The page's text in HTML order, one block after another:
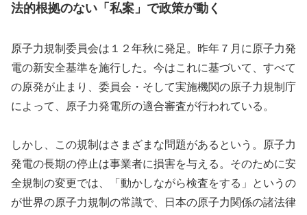
法的根拠のない「私案」で政策が動く
原子力規制委員会は１２年秋に発足。昨年７月に原子力発
電の新安全基準を施行した。今はこれに基づいて、すべて
の原発が止まり、委員会・そして実施機関の原子力規制庁
によって、原子力発電所の適合審査が行われている。
しかし、この規制はさまざまな問題があるという。原子力
発電の長期の停止は事業者に損害を与える。そのために安
全規制の変更では、「動かしながら検査をする」というの
が世界の原子力規制の常識で、日本の原子力関係の諸法律